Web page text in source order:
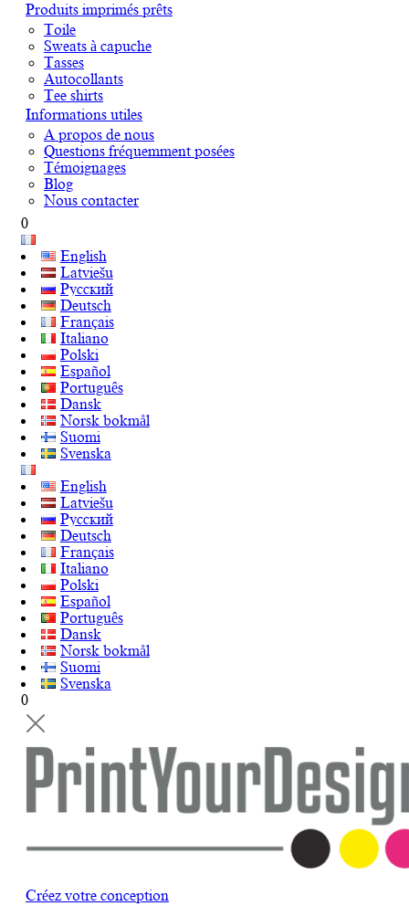
Produits imprimés prêts
Toile
Sweats à capuche
Tasses
Autocollants
Tee shirts
Informations utiles
A propos de nous
Questions fréquemment posées
Témoignages
Blog
Nous contacter
0
English
Latviešu
Русский
Deutsch
Français
Italiano
Polski
Español
Português
Dansk
Norsk bokmål
Suomi
Svenska
English
Latviešu
Русский
Deutsch
Français
Italiano
Polski
Español
Português
Dansk
Norsk bokmål
Suomi
Svenska
0
Créez votre conception